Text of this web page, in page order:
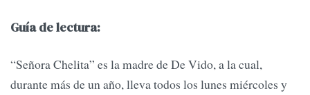
Guía de lectura:
“Señora Chelita” es la madre de De Vido, a la cual,
durante más de un año, lleva todos los lunes miércoles y